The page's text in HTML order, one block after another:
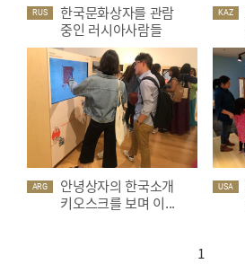
RUS
한국문화상자를 관람
중인 러시아사람들
KAZ
ARG
안녕상자의 한국소개
키오스크를 보며 이...
USA
1